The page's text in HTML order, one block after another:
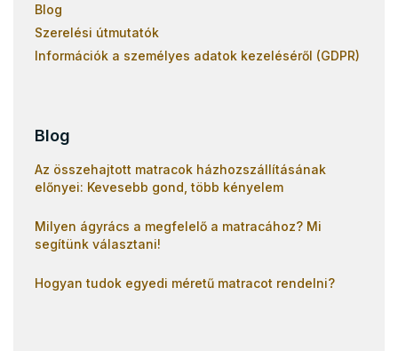
Blog
Szerelési útmutatók
Információk a személyes adatok kezeléséről (GDPR)
Blog
Az összehajtott matracok házhozszállításának
előnyei: Kevesebb gond, több kényelem
Milyen ágyrács a megfelelő a matracához? Mi
segítünk választani!
Hogyan tudok egyedi méretű matracot rendelni?